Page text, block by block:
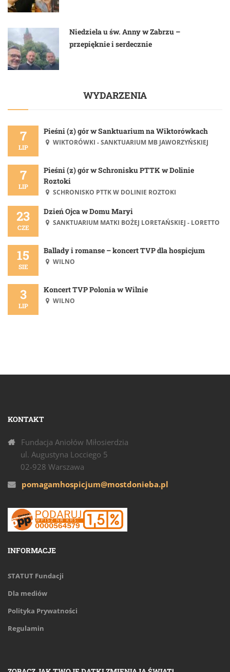
Niedziela u św. Anny w Zabrzu –
przepięknie i serdecznie
WYDARZENIA
7
LIP
Pieśni (z) gór w Sanktuarium na Wiktorówkach
WIKTORÓWKI - SANKTUARIUM MB JAWORZYŃSKIEJ
7
LIP
Pieśni (z) gór w Schronisku PTTK w Dolinie
Roztoki
SCHRONISKO PTTK W DOLINIE ROZTOKI
23
CZE
Dzień Ojca w Domu Maryi
SANKTUARIUM MATKI BOŻEJ LORETAŃSKIEJ - LORETTO
15
SIE
Ballady i romanse – koncert TVP dla hospicjum
WILNO
3
LIP
Koncert TVP Polonia w Wilnie
WILNO
KONTAKT
Fundacja Aniołów Miłosierdzia
ul. Augustyna Locciego 5
02-928 Warszawa
pomagamhospicjum@mostdonieba.pl
INFORMACJE
STATUT Fundacji
Dla mediów
Polityka Prywatności
Regulamin